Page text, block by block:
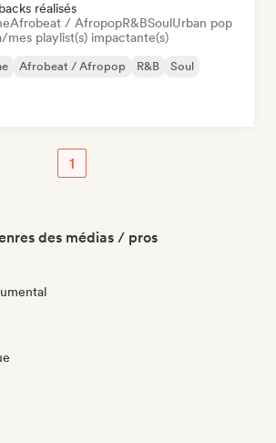
réalisés
Afrobeat / AfropopR&BSoulUrban pop
mes playlist(s) impactante(s)
Afrobeat / Afropop R&B
Soul
1
des médias / pros